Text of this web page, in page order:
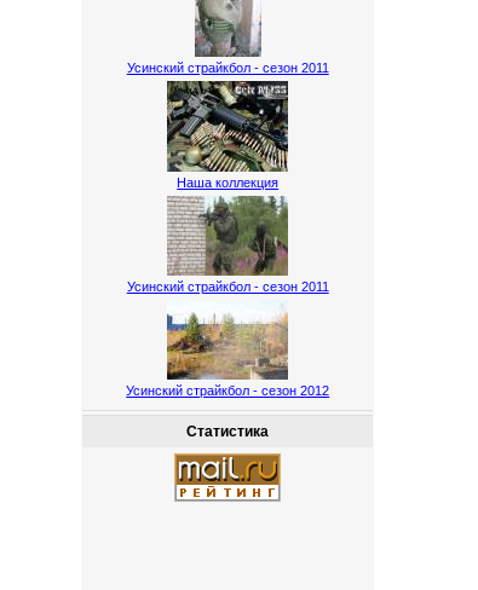
Усинский страйкбол - сезон 2011
Наша коллекция
Усинский страйкбол - сезон 2011
Усинский страйкбол - сезон 2012
Статистика